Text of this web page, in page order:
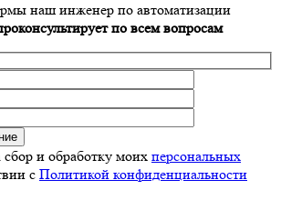
наш инженер по автоматизации
по всем вопросам
и обработку моих персональных
с Политикой конфиденциальности